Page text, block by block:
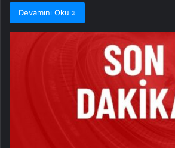
Devamını Oku »